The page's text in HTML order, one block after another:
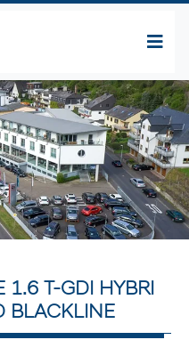
1.6 T-GDI HYBRI
BLACKLINE